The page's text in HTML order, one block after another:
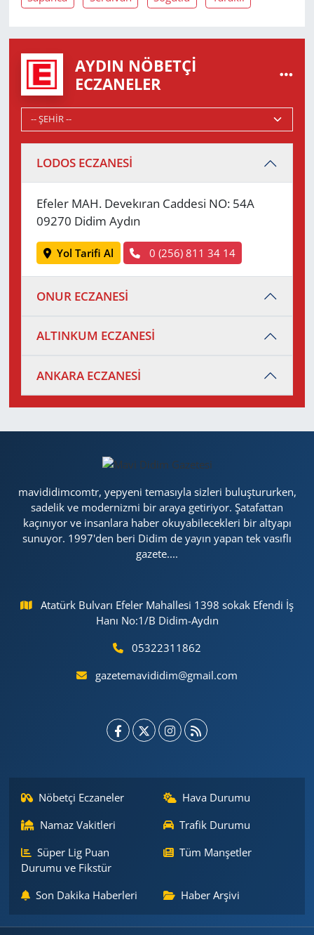
AYDIN NÖBETÇI
ECZANELER
LODOS ECZANESİ
Efeler MAH. Devekıran Caddesi NO: 54A
09270 Didim Aydın
Yol Tarifi Al 0 (256) 811 34 14
ONUR ECZANESİ
ALTINKUM ECZANESİ
ANKARA ECZANESİ
mavididimcomtr, yepyeni temasıyla sizleri buluştururken,
sadelik ve modernizmi bir araya getiriyor. Şatafattan
kaçınıyor ve insanlara haber okuyabilecekleri bir altyapı
sunuyor. 1997'den beri Didim de yayın yapan tek vasıflı
gazete....
Atatürk Bulvarı Efeler Mahallesi 1398 sokak Efendi İş
Hanı No:1/B Didim-Aydın
05322311862
gazetemavididim@gmail.com
Nöbetçi Eczaneler
Hava Durumu
Namaz Vakitleri
Trafik Durumu
Süper Lig Puan
Durumu ve Fikstür
Tüm Manşetler
Son Dakika Haberleri Haber Arşivi